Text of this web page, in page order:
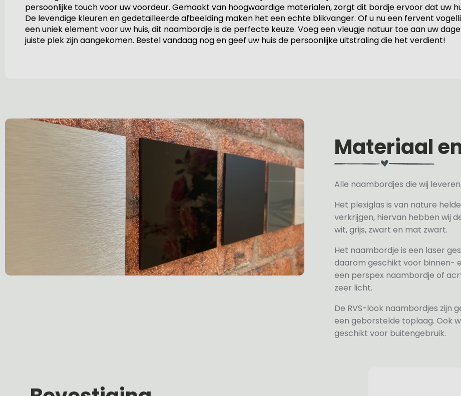
persoonlijke touch voor uw voordeur. Gemaakt van hoogwaardige materialen, zorgt dit bordje ervoor dat uw
De levendige kleuren en gedetailleerde afbeelding maken het een echte blikvanger. Of u nu een fervent
een uniek element voor uw huis, dit naambordje is de perfecte keuze. Voeg een vleugje natuur toe aan uw
juiste plek zijn aangekomen. Bestel vandaag nog en geef uw huis de persoonlijke uitstraling die het verdient!
Materiaal
Alle naambordjes die wij
Het plexiglas is van nature
verkrijgen, hiervan hebben wij
wit, grijs, zwart en mat zwart.
Het naambordje is een laser
daarom geschikt voor binnen-
een perspex naambordje of
zeer licht.
De RVS-look naambordjes zijn
een geborstelde toplaag. Ook
geschikt voor buitengebruik.